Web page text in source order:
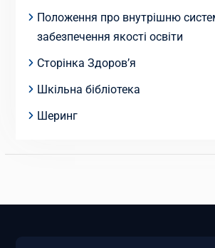
Положення про внутрішню
забезпечення якості освіти
Сторінка Здоров’я
Шкільна бібліотека
Шеринг